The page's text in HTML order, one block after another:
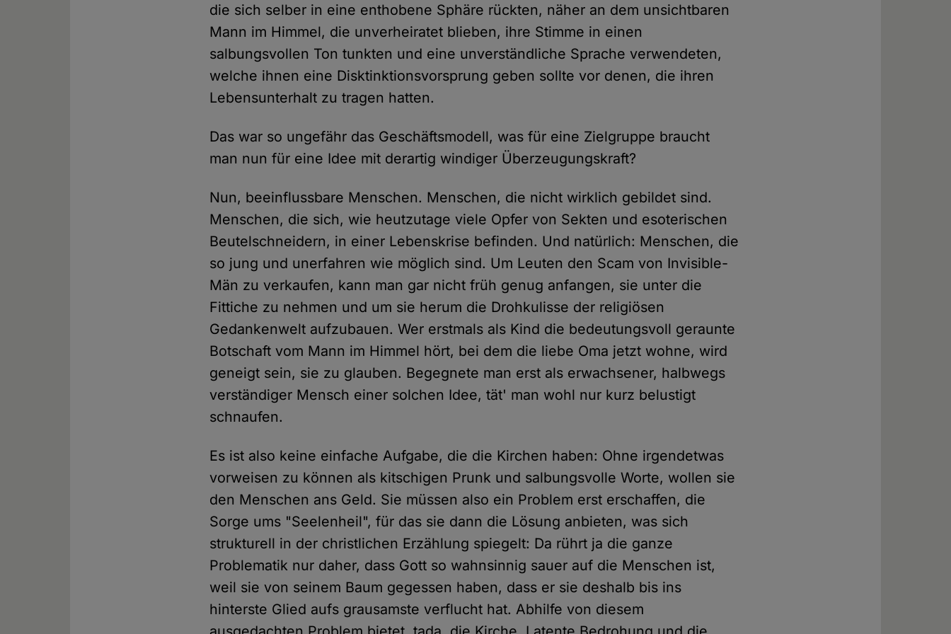
die sich selber in eine enthobene Sphäre rückten, näher an dem unsichtbaren
Mann im Himmel, die unverheiratet blieben, ihre Stimme in einen
salbungsvollen Ton tunkten und eine unverständliche Sprache verwendeten,
welche ihnen eine Disktinktionsvorsprung geben sollte vor denen, die ihren
Lebensunterhalt zu tragen hatten.
Das war so ungefähr das Geschäftsmodell, was für eine Zielgruppe braucht
man nun für eine Idee mit derartig windiger Überzeugungskraft?
Nun, beeinflussbare Menschen. Menschen, die nicht wirklich gebildet sind.
Menschen, die sich, wie heutzutage viele Opfer von Sekten und esoterischen
Beutelschneidern, in einer Lebenskrise befinden. Und natürlich: Menschen, die
so jung und unerfahren wie möglich sind. Um Leuten den Scam von Invisible-
Män zu verkaufen, kann man gar nicht früh genug anfangen, sie unter die
Fittiche zu nehmen und um sie herum die Drohkulisse der religiösen
Gedankenwelt aufzubauen. Wer erstmals als Kind die bedeutungsvoll geraunte
Botschaft vom Mann im Himmel hört, bei dem die liebe Oma jetzt wohne, wird
geneigt sein, sie zu glauben. Begegnete man erst als erwachsener, halbwegs
verständiger Mensch einer solchen Idee, tät' man wohl nur kurz belustigt
schnaufen.
Es ist also keine einfache Aufgabe, die die Kirchen haben: Ohne irgendetwas
vorweisen zu können als kitschigen Prunk und salbungsvolle Worte, wollen sie
den Menschen ans Geld. Sie müssen also ein Problem erst erschaffen, die
Sorge ums "Seelenheil", für das sie dann die Lösung anbieten, was sich
strukturell in der christlichen Erzählung spiegelt: Da rührt ja die ganze
Problematik nur daher, dass Gott so wahnsinnig sauer auf die Menschen ist,
weil sie von seinem Baum gegessen haben, dass er sie deshalb bis ins
hinterste Glied aufs grausamste verflucht hat. Abhilfe von diesem